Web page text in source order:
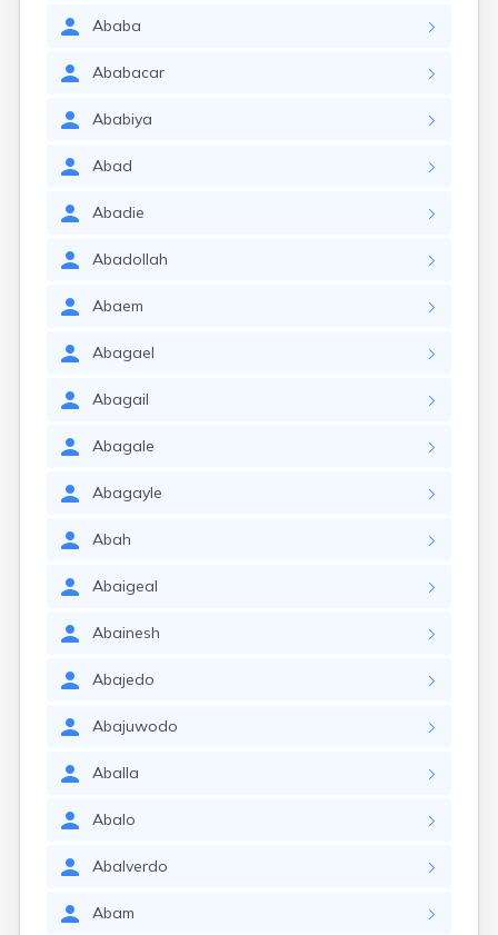
Ababa
Ababacar
Ababiya
Abad
Abadie
Abadollah
Abaem
Abagael
Abagail
Abagale
Abagayle
Abah
Abaigeal
Abainesh
Abajedo
Abajuwodo
Aballa
Abalo
Abalverdo
Abam